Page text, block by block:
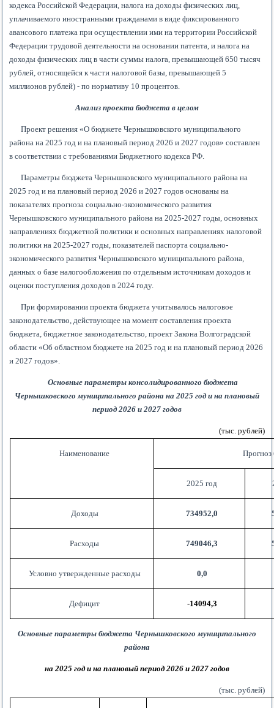
кодекса Российской Федерации, налога на доходы физических лиц,
уплачиваемого иностранными гражданами в виде фиксированного
авансового платежа при осуществлении ими на территории Российской
Федерации трудовой деятельности на основании патента, и налога на
доходы физических лиц в части суммы налога, превышающей 650 тысяч
рублей, относящейся к части налоговой базы, превышающей 5
миллионов рублей) - по нормативу 10 процентов.
Анализ проекта бюджета в целом
Проект решения «О бюджете Чернышковского муниципального
района на 2025 год и на плановый период 2026 и 2027 годов» составлен
в соответствии с требованиями Бюджетного кодекса РФ.
Параметры бюджета Чернышковского муниципального района на
2025 год и на плановый период 2026 и 2027 годов основаны на
показателях прогноза социально-экономического развития
Чернышковского муниципального района на 2025-2027 годы, основных
направлениях бюджетной политики и основных направлениях налоговой
политики на 2025-2027 годы, показателей паспорта социально-
экономического развития Чернышковского муниципального района,
данных о базе налогообложения по отдельным источникам доходов и
оценки поступления доходов в 2024 году.
При формировании проекта бюджета учитывалось налоговое
законодательство, действующее на момент составления проекта
бюджета, бюджетное законодательство, проект Закона Волгоградской
области «Об областном бюджете на 2025 год и на плановый период 2026
и 2027 годов».
Основные параметры консолидированного бюджета
Чернышковского муниципального района на 2025 год и на плановый
период 2026 и 2027 годов
(тыс. рублей)
Наименование
2025 год
Доходы 734952,0
Расходы 749046,3
Условно утвержденные расходы 0,0
Дефицит -14094,3
Основные параметры бюджета Чернышковского муниципального
района
на 2025 год и на плановый период 2026 и 2027 годов
(тыс. рублей)